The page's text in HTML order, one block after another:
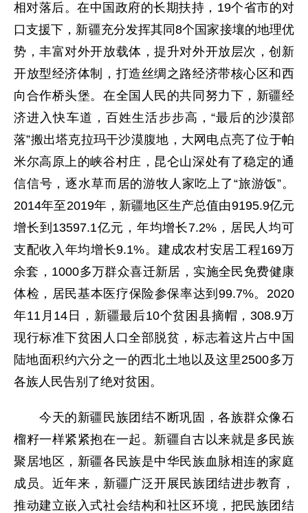
相对落后。在中国政府的长期扶持，19个省市的对
口支援下，新疆充分发挥其同8个国家接壤的地理优
势，丰富对外开放载体，提升对外开放层次，创新
开放型经济体制，打造丝绸之路经济带核心区和西
向合作桥头堡。在全国人民的共同努力下，新疆经
济进入快车道，百姓生活步步高，“最后的沙漠部
落”搬出塔克拉玛干沙漠腹地，大网电点亮了位于帕
米尔高原上的峡谷村庄，昆仑山深处有了稳定的通
信信号，逐水草而居的游牧人家吃上了“旅游饭”。
2014年至2019年，新疆地区生产总值由9195.9亿元
增长到13597.1亿元，年均增长7.2%，居民人均可
支配收入年均增长9.1%。建成农村安居工程169万
余套，1000多万群众喜迁新居，实施全民免费健康
体检，居民基本医疗保险参保率达到99.7%。2020
年11月14日，新疆最后10个贫困县摘帽，308.9万
现行标准下贫困人口全部脱贫，标志着这片占中国
陆地面积约六分之一的西北土地以及这里2500多万
各族人民告别了绝对贫困。
今天的新疆民族团结不断巩固，各族群众像石
榴籽一样紧紧抱在一起。新疆自古以来就是多民族
聚居地区，新疆各民族是中华民族血脉相连的家庭
成员。近年来，新疆广泛开展民族团结进步教育，
推动建立嵌入式社会结构和社区环境，把民族团结